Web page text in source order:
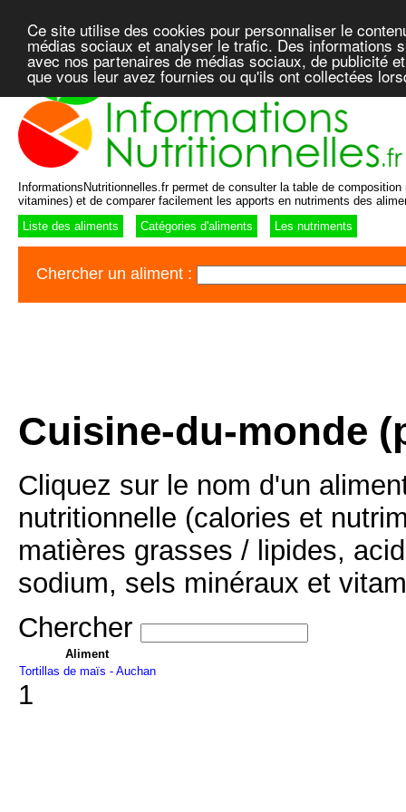
Ce site utilise des cookies pour personnaliser le
médias sociaux et analyser le trafic. Des informations
avec nos partenaires de médias sociaux, de publicité
que vous leur avez fournies ou qu'ils ont collectées
InformationsNutritionnelles.fr permet de consulter la table de
vitamines) et de comparer facilement les apports en nutriments des
Liste des aliments
Catégories d'aliments Les nutriments
Chercher un aliment :
Cuisine-du-monde
Cliquez sur le nom d'un
nutritionnelle (calories et
matières grasses / lipides,
sodium, sels minéraux et
Chercher
Aliment
Tortillas de maïs - Auchan
1